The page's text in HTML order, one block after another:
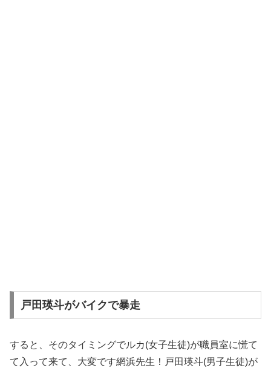
戸田瑛斗がバイクで暴走
すると、そのタイミングでルカ(女子生徒)が職員室に慌て
て入って来て、大変です網浜先生！戸田瑛斗(男子生徒)が